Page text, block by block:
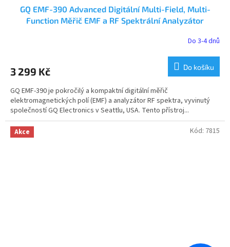
GQ EMF-390 Advanced Digitální Multi-Field, Multi-
Function Měřič EMF a RF Spektrální Analyzátor
je
z
5
hvězdiček.
Do 3-4 dnů
3 299 Kč Do košíku
GQ EMF-390 je pokročilý a kompaktní digitální měřič
elektromagnetických polí (EMF) a analyzátor RF spektra, vyvinutý
společností GQ Electronics v Seattlu, USA. Tento přístroj...
Akce Kód: 7815